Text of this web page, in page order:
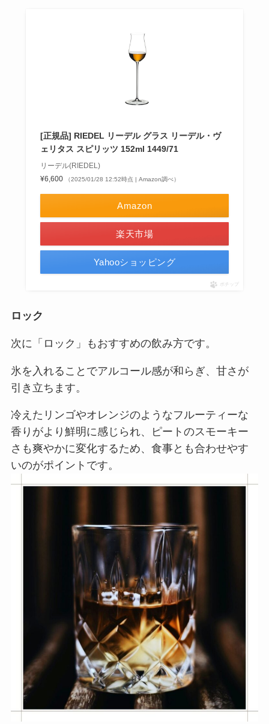
[正規品] RIEDEL リーデル グラス リーデル・ヴ
ェリタス スピリッツ 152ml 1449/71
リーデル(RIEDEL)
¥6,600
（2025/01/28 12:52時点 | Amazon調べ）
Amazon
楽天市場
Yahooショッピング
ポチップ
ロック
次に「ロック」もおすすめの飲み方です。
氷を入れることでアルコール感が和らぎ、甘さが
引き立ちます。
冷えたリンゴやオレンジのようなフルーティーな
香りがより鮮明に感じられ、ピートのスモーキー
さも爽やかに変化するため、食事とも合わせやす
いのがポイントです。